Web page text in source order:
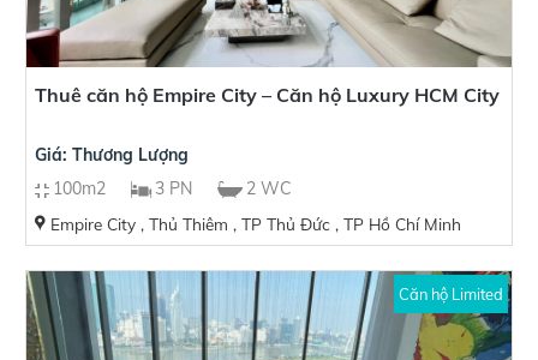
Thuê căn hộ Empire City – Căn hộ Luxury HCM City
Giá: Thương Lượng
100m2
3 PN 2 WC
Empire City , Thủ Thiêm , TP Thủ Đức , TP Hồ Chí Minh
Căn hộ Limited